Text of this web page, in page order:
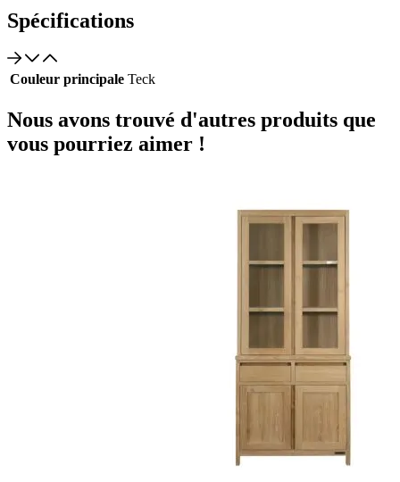
Spécifications
Couleur principale Teck
Nous avons trouvé d'autres produits que
vous pourriez aimer !